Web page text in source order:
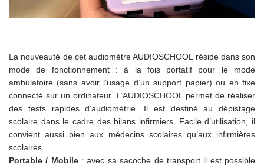
La nouveauté de cet audiomètre AUDIOSCHOOL réside dans son
mode de fonctionnement : à la fois portatif pour le mode
ambulatoire (sans avoir l’usage d’un support papier) ou en fixe
connecté sur un ordinateur. L’AUDIOSCHOOL permet de réaliser
des tests rapides d’audiométrie. Il est destiné au dépistage
scolaire dans le cadre des bilans infirmiers. Facile d’utilisation, il
convient aussi bien aux médecins scolaires qu’aux infirmières
scolaires.
Portable / Mobile: avec sa sacoche de transport il est possible